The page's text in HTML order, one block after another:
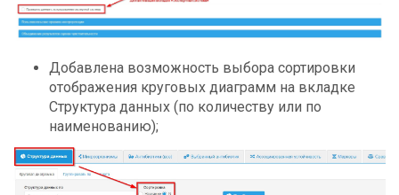
Добавлена возможность выбора сортировки
отображения круговых диаграмм на вкладке
Структура данных (по количеству или по
наименованию);